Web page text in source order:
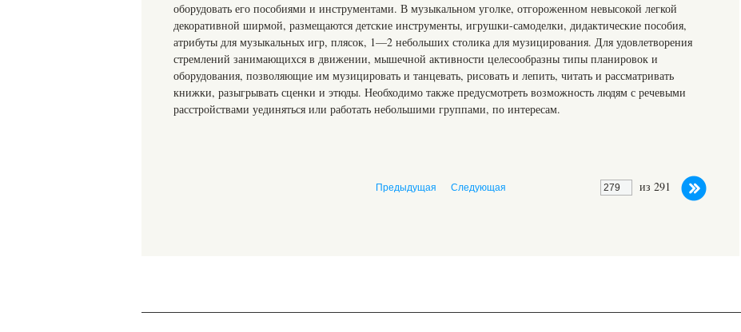
оборудовать его пособиями и инструментами. В музыкальном уголке, отгороженном невысокой легкой
декоративной ширмой, размещаются детские инструменты, игрушки-самоделки, дидактические пособия,
атрибуты для музыкальных игр, плясок, 1—2 небольших столика для музицирования. Для удовлетворения
стремлений занимающихся в движении, мышечной активности целесообразны типы планировок и
оборудования, позволяющие им музицировать и танцевать, рисовать и лепить, читать и рассматривать
книжки, разыгрывать сценки и этюды. Необходимо также предусмотреть возможность людям с речевыми
расстройствами уединяться или работать небольшими группами, по интересам.
из 291
Предыдущая Следующая